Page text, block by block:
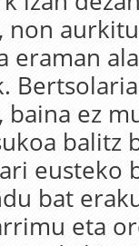
non
eraman
baina ez
balitz
eusteko
bat
eta